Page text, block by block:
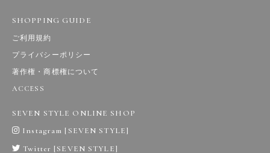
SHOPPING GUIDE
ご利用規約
プライバシーポリシー
著作権・商標権について
ACCESS
SEVEN STYLE ONLINE SHOP
Instagram [SEVEN STYLE]
Twitter [SEVEN STYLE]